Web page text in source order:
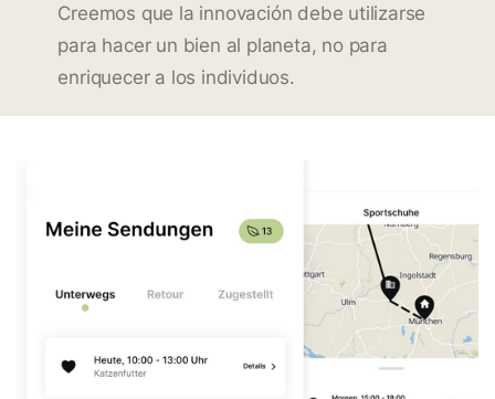
Creemos que la innovación debe utilizarse
para hacer un bien al planeta, no para
enriquecer a los individuos.